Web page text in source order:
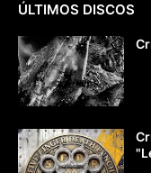
ÚLTIMOS DISCOS